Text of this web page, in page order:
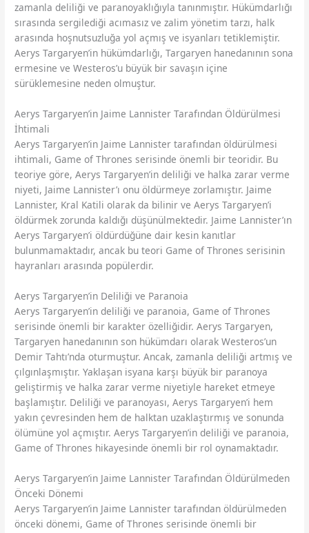
zamanla deliliği ve paranoyaklığıyla tanınmıştır. Hükümdarlığı
sırasında sergilediği acımasız ve zalim yönetim tarzı, halk
arasında hoşnutsuzluğa yol açmış ve isyanları tetiklemiştir.
Aerys Targaryen’in hükümdarlığı, Targaryen hanedanının sona
ermesine ve Westeros’u büyük bir savaşın içine
sürüklemesine neden olmuştur.
Aerys Targaryen’in Jaime Lannister Tarafından Öldürülmesi
İhtimali
Aerys Targaryen’in Jaime Lannister tarafından öldürülmesi
ihtimali, Game of Thrones serisinde önemli bir teoridir. Bu
teoriye göre, Aerys Targaryen’in deliliği ve halka zarar verme
niyeti, Jaime Lannister’ı onu öldürmeye zorlamıştır. Jaime
Lannister, Kral Katili olarak da bilinir ve Aerys Targaryen’i
öldürmek zorunda kaldığı düşünülmektedir. Jaime Lannister’ın
Aerys Targaryen’i öldürdüğüne dair kesin kanıtlar
bulunmamaktadır, ancak bu teori Game of Thrones serisinin
hayranları arasında popülerdir.
Aerys Targaryen’in Deliliği ve Paranoia
Aerys Targaryen’in deliliği ve paranoia, Game of Thrones
serisinde önemli bir karakter özelliğidir. Aerys Targaryen,
Targaryen hanedanının son hükümdarı olarak Westeros’un
Demir Tahtı’nda oturmuştur. Ancak, zamanla deliliği artmış ve
çılgınlaşmıştır. Yaklaşan isyana karşı büyük bir paranoya
geliştirmiş ve halka zarar verme niyetiyle hareket etmeye
başlamıştır. Deliliği ve paranoyası, Aerys Targaryen’i hem
yakın çevresinden hem de halktan uzaklaştırmış ve sonunda
ölümüne yol açmıştır. Aerys Targaryen’in deliliği ve paranoia,
Game of Thrones hikayesinde önemli bir rol oynamaktadır.
Aerys Targaryen’in Jaime Lannister Tarafından Öldürülmeden
Önceki Dönemi
Aerys Targaryen’in Jaime Lannister tarafından öldürülmeden
önceki dönemi, Game of Thrones serisinde önemli bir